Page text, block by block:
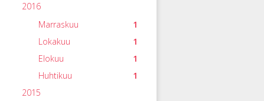
2016
1
Marraskuu
1
Lokakuu
1
Elokuu
1
Huhtikuu
2015